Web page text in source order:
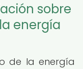
sobre
energía
de la energía